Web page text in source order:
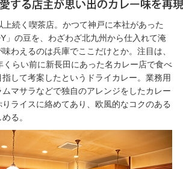
続く喫茶店。かつて神戸に本社があった
」の豆を、わざわざ北九州から仕入れて淹
わえるのは兵庫でここだけとか。注目は、
くらい前に新長田にあった名カレー店で食べ
して考案したというドライカレー。業務用
マサラなどで独自のアレンジをしたカレー
りライスに絡めてあり、欧風的なコクのある
る。